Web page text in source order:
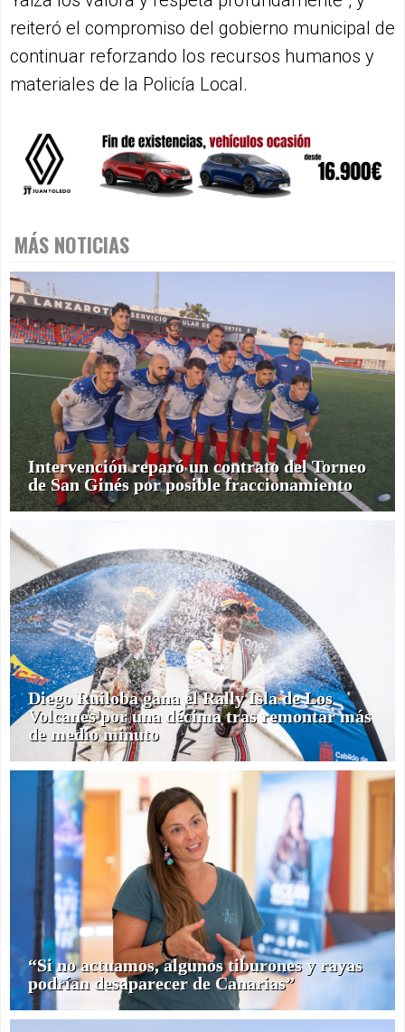
reiteró el compromiso del gobierno municipal de
continuar reforzando los recursos humanos y
materiales de la Policía Local.
MÁS NOTICIAS
Intervención reparó un contrato del Torneo
de San Ginés por posible fraccionamiento
Diego Ruiloba gana el Rally Isla de Los
Volcanes por una décima tras remontar más
de medio minuto
“Si no actuamos, algunos tiburones y rayas
podrían desaparecer de Canarias”